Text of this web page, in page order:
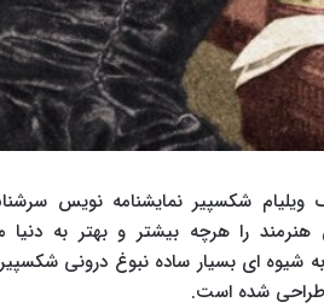
شکسپیر نمایشنامه نویس
هنرمند را هرچه بیشتر و بهتر به
به شیوه ای بسیار ساده نبوغ درونی
طراحی شده است.